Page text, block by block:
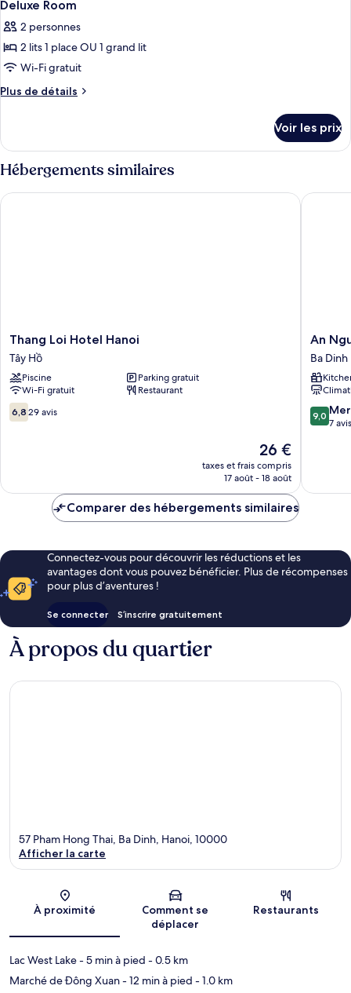
Room
Superior
Room
toutes
les
photos
pour
ce
chambre :
Deluxe
Room
Deluxe Room
2 personnes
2 lits 1 place OU 1 grand lit
Wi-Fi gratuit
Plus de détails
Plus
le
type
de
chambre
Deluxe
Voir les prix
Hébergements similaires
Thang
Loi
Hotel
Hanoi
Tây
Hồ
Thang Loi Hotel Hanoi
Tây Hồ
Piscine
Parking gratuit
Wi-Fi gratuit
Restaurant
6.8
sur
6,8 29 avis
Le
nouveau
prix
de
26 €
taxes et frais compris
17 août - 18 août
Thang Loi Hotel Hanoi
An
Nguyen
Lakeside
Ba
Dinh
An
Ba Dinh
9.0
sur
9,0
7 avis
An
Comparer des hébergements similaires
Connectez-vous pour découvrir les réductions et les
avantages dont vous pouvez bénéficier. Plus de récompenses
pour plus d’aventures !
Se connecter S’inscrire gratuitement
À propos du quartier
Carte
57 Pham Hong Thai, Ba Dinh, Hanoi, 10000
Afficher la carte
À proximité
Comment se
déplacer
Restaurants
Lac West Lake- 5 min à pied - 0.5 km
Marché de Đông Xuan- 12 min à pied - 1.0 km